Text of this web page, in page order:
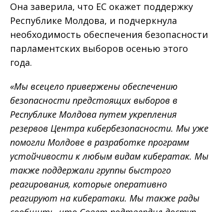
Она заверила, что ЕС окажет поддержку
Республике Молдова, и подчеркнула
необходимость обеспечения безопасности
парламентских выборов осенью этого
года.
«Мы всецело привержены обеспечению
безопасности предстоящих выборов в
Республике Молдова путем укрепления
резервов Центра кибербезопасности. Мы уже
помогли Молдове в разработке программ
устойчивости к любым видам кибератак. Мы
также поддержали группы быстрого
реагирования, которые оперативно
реагируют на кибератаки. Мы также рады